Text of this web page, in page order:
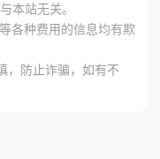
实现全国26城布局
开业，在国内率先
本站无关。
各种费用的信息均有欺
，防止诈骗，如有不